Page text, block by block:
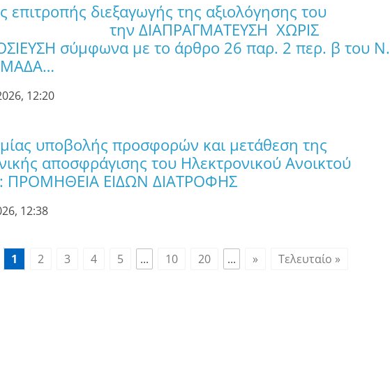
επιτροπής διεξαγωγής της αξιολόγησης του
την ΔΙΑΠΡΑΓΜΑΤΕΥΣΗ ΧΩΡΙΣ
σύμφωνα με το άρθρο 26 παρ. 2 περ. β του Ν.
12:20
υποβολής προσφορών και μετάθεση της
αποσφράγισης του Ηλεκτρονικού Ανοικτού
: ΠΡΟΜΗΘΕΙΑ ΕΙΔΩΝ ΔΙΑΤΡΟΦΗΣ
12:38
1 2 3 4 5 ... 10 20 ... » Τελευταίο »